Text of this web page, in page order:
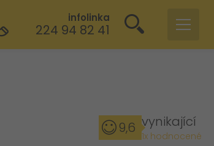
infolinka
224 94 82 41
9,6 vynikající
1x hodnocené